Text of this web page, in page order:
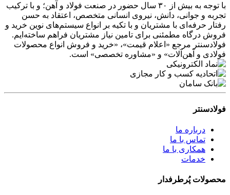
با توجه به بیش از ۳۰ سال حضور در صنعت فولاد و آهن؛ و با ترکیب
تجربه و جوانی، دانش، نیروی انسانی متخصص، اعتقاد به حسن
رفتار حرفه‌ای با مشتریان و با تکیه بر انواع سیستم‌های نوین خرید و
فروش درگاه مطمئنی برای تامین نیاز مشتریان فراهم ساخته‌ایم.
فولادسنتر مرجع «اعلام قیمت»، «خرید و فروش انواع محصولات
فولادی و آهن‌آلات» و «مشاوره تخصصی» است.
فولادسنتر
درباره ما
تماس با ما
همکاری با ما
خدمات
محصولات پُرطرفدار